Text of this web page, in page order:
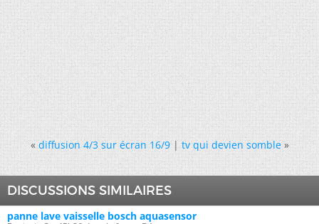
« diffusion 4/3 sur écran 16/9|tv qui devien somble »
DISCUSSIONS SIMILAIRES
panne lave vaisselle bosch aquasensor